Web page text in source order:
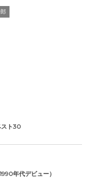
スト30
年代デビュー）